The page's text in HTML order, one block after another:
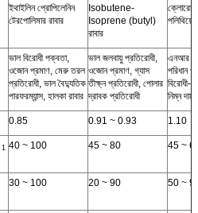
ইথাইলিন প্রোপিলেনিন
টেরপোলিমার রাবার
Isobutene-
Isoprene (butyl)
রাবার
ভাল বিরোধী পক্বতা,
ওজোন প্রমাণ, মেরু তরল
প্রতিরোধী, ভাল বৈদ্যুতিক
পারফরম্যান্স, হালকা রাবার
ভাল জলবায়ু প্রতিরোধী,
ওজোন প্রমাণ, গ্যাস
তীক্ষ্ন প্রতিরোধী, পোলার
দ্রাবক প্রতিরোধী
এনআর
পরিধান
বিরোধী-
নিম্ন
0.85 0.91 ~ 0.93 1.10
1 40 ~ 100 45 ~ 80 45 ~
30 ~ 100 20 ~ 90 50 ~